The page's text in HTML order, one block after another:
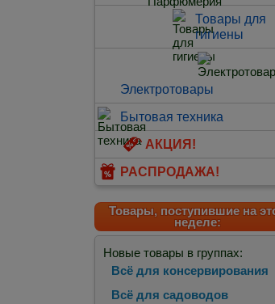
Товары для
гигиены
Электротовары
Бытовая техника
АКЦИЯ!
РАСПРОДАЖА!
Товары, поступившие на
неделе:
Новые товары в группах:
Всё для консервирования
Всё для садоводов